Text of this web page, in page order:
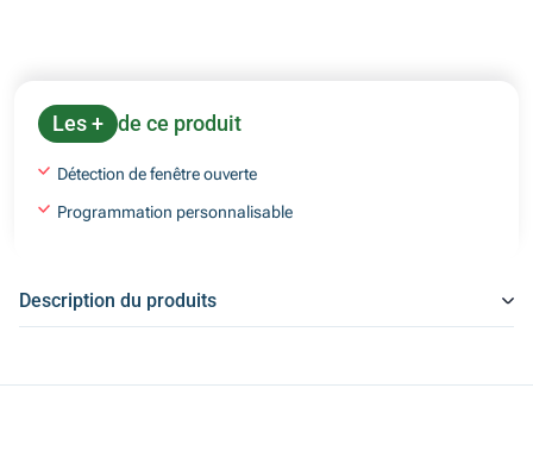
Les + de ce produit
Détection de fenêtre ouverte
Programmation personnalisable
Description du produits